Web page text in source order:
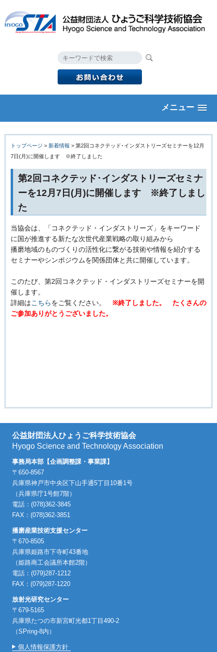
メニュー
トップページ > 新着情報 > 第2回コネクテッド･インダストリーズセミナーを12月
7日(月)に開催します ※終了しました
第2回コネクテッド･インダストリーズセミナ
ーを12月7日(月)に開催します ※終了しまし
た
当協会は、「コネクテッド・インダストリーズ」をキーワード
に国が推進する新たな次世代産業戦略の取り組みから
播磨地域のものづくりの活性化に繋がる技術や情報を紹介する
セミナーやシンポジウムを関係団体と共に開催しています。
このたび、第2回コネクテッド・インダストリーズセミナーを開
催します。
詳細はこちらをご覧ください。 ※終了しました。 たくさんの
ご参加ありがとうございました。
公益財団法人ひょうご科学技術協会
Hyogo Science and Technology Association
事務局本部【企画調整課・事業課】
〒650-8567
兵庫県神戸市中央区下山手通5丁目10番1号
（兵庫県庁1号館7階）
電話：(078)362-3845
FAX：(078)362-3851
播磨産業技術支援センター
〒670-8505
兵庫県姫路市下寺町43番地
（姫路商工会議所本館2階）
電話：(079)287-1212
FAX：(079)287-1220
放射光研究センター
〒679-5165
兵庫県たつの市新宮町光都1丁目490-2
（SPring-8内）
個人情報保護方針